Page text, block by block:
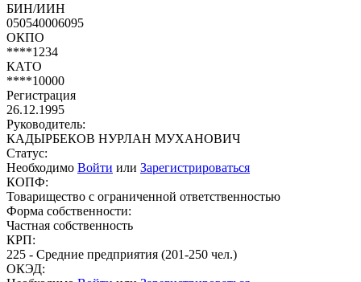
БИН/ИИН
050540006095
ОКПО
****1234
КАТО
****10000
Регистрация
26.12.1995
Руководитель:
КАДЫРБЕКОВ НУРЛАН МУХАНОВИЧ
Статус:
Необходимо Войти или Зарегистрироваться
КОПФ:
Товарищество с ограниченной ответственностью
Форма собственности:
Частная собственность
КРП:
225 - Средние предприятия (201-250 чел.)
ОКЭД: